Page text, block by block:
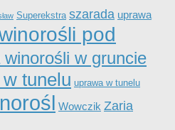
Superekstra szarada uprawa
pod
winorośli w gruncie
tunelu uprawa w tunelu
Wowczik Zaria